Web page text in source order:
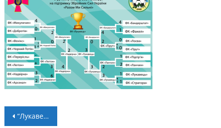
Навігація
“Лукавець” – володар Кубка Надвірнянщини з мініфутболу